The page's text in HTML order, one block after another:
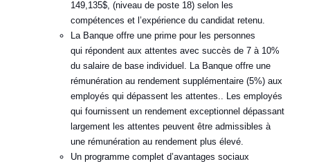
149,135$, (niveau de poste 18) selon les
compétences et l’expérience du candidat retenu.
La Banque offre une prime pour les personnes
qui répondent aux attentes avec succès de 7 à 10%
du salaire de base individuel. La Banque offre une
rémunération au rendement supplémentaire (5%) aux
employés qui dépassent les attentes.. Les employés
qui fournissent un rendement exceptionnel dépassant
largement les attentes peuvent être admissibles à
une rémunération au rendement plus élevé.
Un programme complet d’avantages sociaux